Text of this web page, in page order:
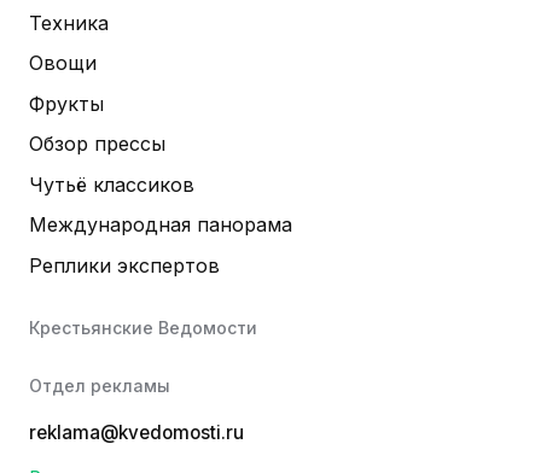
Техника
Овощи
Фрукты
Обзор прессы
Чутьё классиков
Международная панорама
Реплики экспертов
Крестьянские Ведомости
Отдел рекламы
reklama@kvedomosti.ru